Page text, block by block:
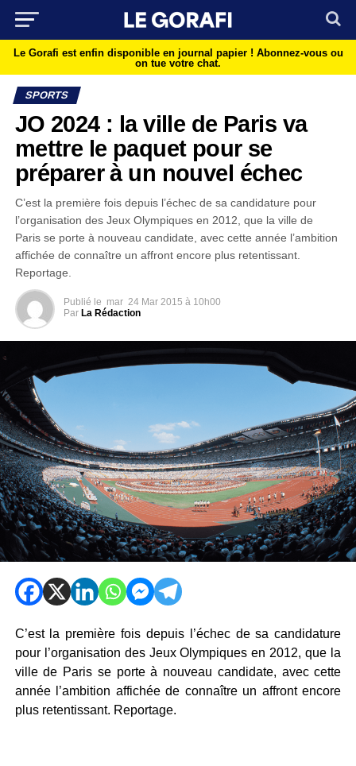
Le Gorafi est enfin disponible en journal papier ! Abonnez-vous ou
on tue votre chat.
SPORTS
JO 2024 : la ville de Paris va
mettre le paquet pour se
préparer à un nouvel échec
C’est la première fois depuis l’échec de sa candidature pour
l’organisation des Jeux Olympiques en 2012, que la ville de
Paris se porte à nouveau candidate, avec cette année l’ambition
affichée de connaître un affront encore plus retentissant.
Reportage.
Publié le mar 24 Mar 2015 à 10h00
Par La Rédaction
C’est la première fois depuis l’échec de sa candidature
pour l’organisation des Jeux Olympiques en 2012, que la
ville de Paris se porte à nouveau candidate, avec cette
année l’ambition affichée de connaître un affront encore
plus retentissant. Reportage.